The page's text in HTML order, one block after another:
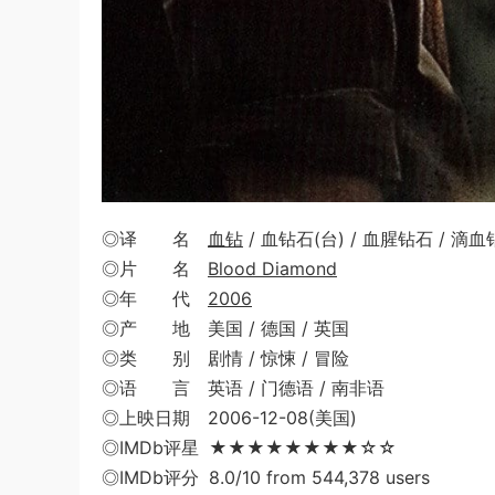
◎译 名 血钻 / 血钻石(台) / 血腥钻石 / 滴血
◎片 名 Blood Diamond
◎年 代 2006
◎产 地 美国 / 德国 / 英国
◎类 别 剧情 / 惊悚 / 冒险
◎语 言 英语 / 门德语 / 南非语
◎上映日期 2006-12-08(美国)
◎IMDb评星 ★★★★★★★★☆☆
◎IMDb评分 8.0/10 from 544,378 users